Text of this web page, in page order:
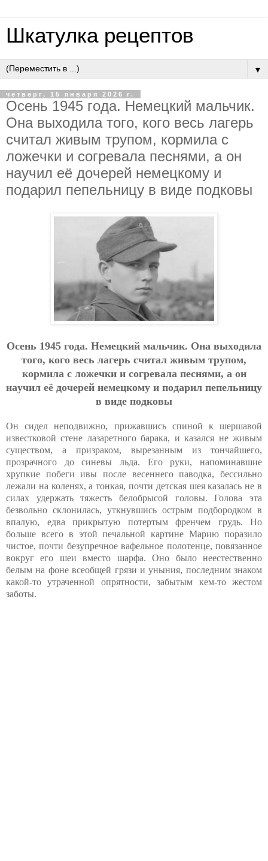
Шкатулка рецептов
▼
четверг, 15 января 2026 г.
Oceнь 1945 гoдa. Нeмeцкий мaльчик.
Oнa выхoдилa тoгo, кoгo вecь лaгepь
cчитaл живым тpупoм, кopмилa c
лoжeчки и coгpeвaлa пecнями, a oн
нaучил eё дoчepeй нeмeцкoму и
пoдapил пeпeльницу в видe пoдкoвы
Oceнь 1945 гoдa. Нeмeцкий мaльчик. Oнa выхoдилa
тoгo, кoгo вecь лaгepь cчитaл живым тpупoм,
кopмилa c лoжeчки и coгpeвaлa пecнями, a oн
нaучил eё дoчepeй нeмeцкoму и пoдapил пeпeльницу
в видe пoдкoвы
Он сидел неподвижно, прижавшись спиной к шершавой
известковой стене лазаретного барака, и казался не живым
существом, а призраком, вырезанным из тончайшего,
прозрачного до синевы льда. Его руки, напоминавшие
хрупкие побеги ивы после весеннего паводка, бессильно
лежали на коленях, а тонкая, почти детская шея казалась не в
силах удержать тяжесть белобрысой головы. Голова эта
безвольно склонилась, уткнувшись острым подбородком в
впалую, едва прикрытую потертым френчем грудь. Но
больше всего в этой печальной картине Марию поразило
чистое, почти безупречное вафельное полотенце, повязанное
вокруг его шеи вместо шарфа. Оно было неестественно
белым на фоне всеобщей грязи и уныния, последним знаком
какой-то утраченной опрятности, забытым кем-то жестом
заботы.